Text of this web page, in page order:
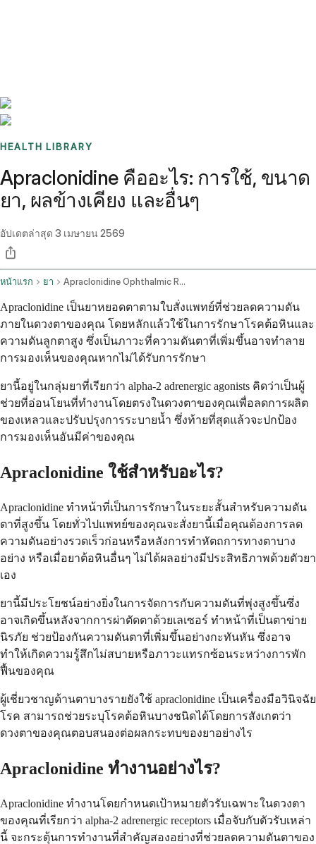
HEALTH LIBRARY
Apraclonidine คืออะไร: การใช้, ขนาด
ยา, ผลข้างเคียง และอื่นๆ
อัปเดตล่าสุด 3 เมษายน 2569
หน้าแรก ยา Apraclonidine Ophthalmic Route
Apraclonidine เป็นยาหยอดตาตามใบสั่งแพทย์ที่ช่วยลดความดัน
ภายในดวงตาของคุณ โดยหลักแล้วใช้ในการรักษาโรคต้อหินและ
ความดันลูกตาสูง ซึ่งเป็นภาวะที่ความดันตาที่เพิ่มขึ้นอาจทำลาย
การมองเห็นของคุณหากไม่ได้รับการรักษา
ยานี้อยู่ในกลุ่มยาที่เรียกว่า alpha-2 adrenergic agonists คิดว่าเป็นผู้
ช่วยที่อ่อนโยนที่ทำงานโดยตรงในดวงตาของคุณเพื่อลดการผลิต
ของเหลวและปรับปรุงการระบายน้ำ ซึ่งท้ายที่สุดแล้วจะปกป้อง
การมองเห็นอันมีค่าของคุณ
Apraclonidine ใช้สำหรับอะไร?
Apraclonidine ทำหน้าที่เป็นการรักษาในระยะสั้นสำหรับความดัน
ตาที่สูงขึ้น โดยทั่วไปแพทย์ของคุณจะสั่งยานี้เมื่อคุณต้องการลด
ความดันอย่างรวดเร็วก่อนหรือหลังการทำหัตถการทางตาบาง
อย่าง หรือเมื่อยาต้อหินอื่นๆ ไม่ได้ผลอย่างมีประสิทธิภาพด้วยตัวยา
เอง
ยานี้มีประโยชน์อย่างยิ่งในการจัดการกับความดันที่พุ่งสูงขึ้นซึ่ง
อาจเกิดขึ้นหลังจากการผ่าตัดตาด้วยเลเซอร์ ทำหน้าที่เป็นตาข่าย
นิรภัย ช่วยป้องกันความดันตาที่เพิ่มขึ้นอย่างกะทันหัน ซึ่งอาจ
ทำให้เกิดความรู้สึกไม่สบายหรือภาวะแทรกซ้อนระหว่างการพัก
ฟื้นของคุณ
ผู้เชี่ยวชาญด้านตาบางรายยังใช้ apraclonidine เป็นเครื่องมือวินิจฉัย
โรค สามารถช่วยระบุโรคต้อหินบางชนิดได้โดยการสังเกตว่า
ดวงตาของคุณตอบสนองต่อผลกระทบของยาอย่างไร
Apraclonidine ทำงานอย่างไร?
Apraclonidine ทำงานโดยกำหนดเป้าหมายตัวรับเฉพาะในดวงตา
ของคุณที่เรียกว่า alpha-2 adrenergic receptors เมื่อจับกับตัวรับเหล่า
นี้ จะกระตุ้นการทำงานที่สำคัญสองอย่างที่ช่วยลดความดันตาของ